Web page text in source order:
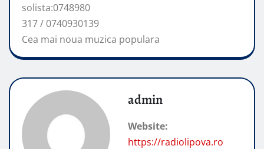
solista:0748980
317 / 0740930139
Cea mai noua muzica populara
admin
Website:
https://radiolipova.ro